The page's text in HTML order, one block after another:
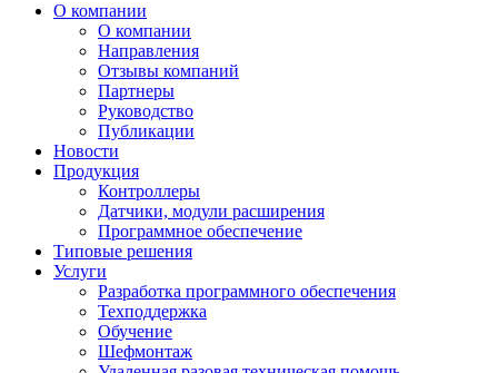
О компании
О компании
Направления
Отзывы компаний
Партнеры
Руководство
Публикации
Новости
Продукция
Контроллеры
Датчики, модули расширения
Программное обеспечение
Типовые решения
Услуги
Разработка программного обеспечения
Техподдержка
Обучение
Шефмонтаж